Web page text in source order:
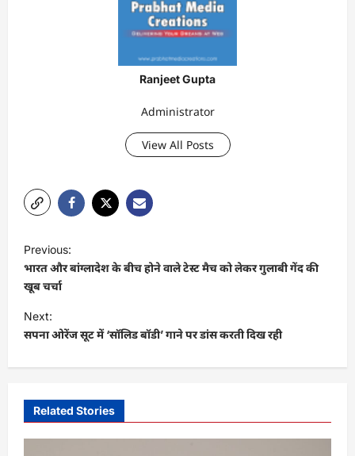
Ranjeet Gupta
Administrator
View All Posts
o
s
t
n
a
g
Previous:
भारत और बांग्लादेश के बीच होने वाले टेस्ट मैच को लेकर गुलाबी गेंद की
खूब चर्चा
Next:
सपना ओरेंज सूट में ‘सॉलिड बॉडी’ गाने पर डांस करती दिख रही
Related Stories